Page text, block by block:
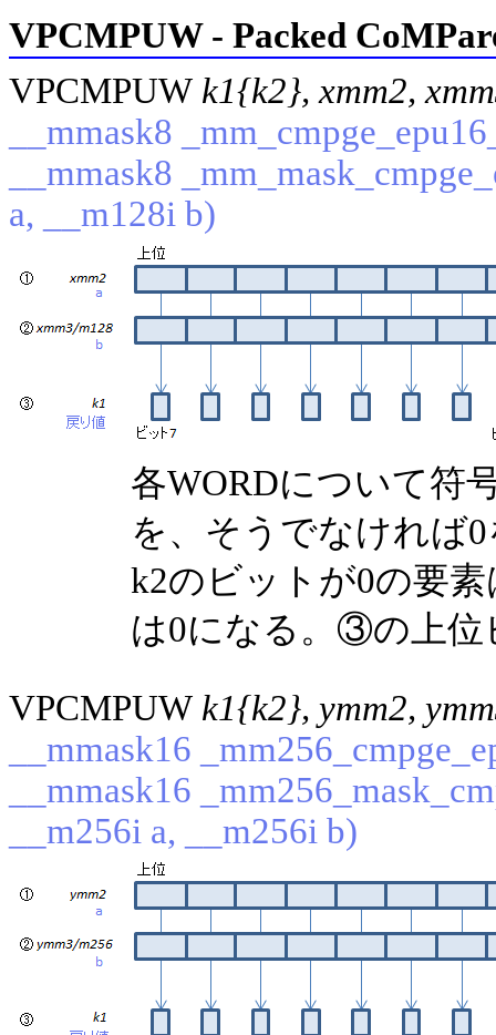
VPCMPUW - Packed
VPCMPUW k1{k2}, xmm2,
__mmask8
__mmask8
a, __m128i b)
各WORDについて
を、そうでなければ
k2のビットが0の要
は0になる。③の上位
VPCMPUW k1{k2}, ymm2,
__mmask16
__mmask16
__m256i a, __m256i b)